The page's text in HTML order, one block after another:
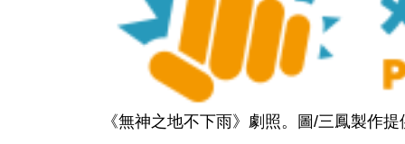
《無神之地不下雨》劇照。圖/三鳳製作提